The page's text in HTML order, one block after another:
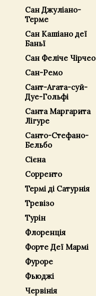
Сан Джуліано-
Терме
Сан Кашіано деї
Баньї
Сан Феліче Чірчео
Сан-Ремо
Сант-Агата-суй-
Дуе-Гольфі
Санта Маргарита
Лігуре
Санто-Стефано-
Бельбо
Сієна
Сорренто
Термі ді Сатурнія
Тревізо
Турін
Флоренція
Форте Деї Мармі
Фуроре
Фьюджі
Червінія